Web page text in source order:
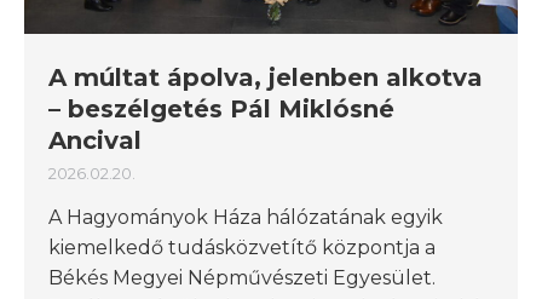
A múltat ápolva, jelenben alkotva
– beszélgetés Pál Miklósné
Ancival
2026.02.20.
A Hagyományok Háza hálózatának egyik
kiemelkedő tudásközvetítő központja a
Békés Megyei Népművészeti Egyesület.